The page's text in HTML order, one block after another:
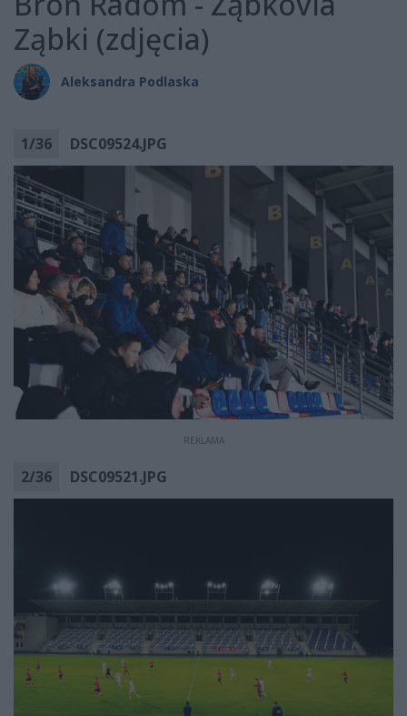
Ząbki (zdjęcia)
Aleksandra Podlaska
1/36 DSC09524.JPG
REKLAMA
2/36 DSC09521.JPG